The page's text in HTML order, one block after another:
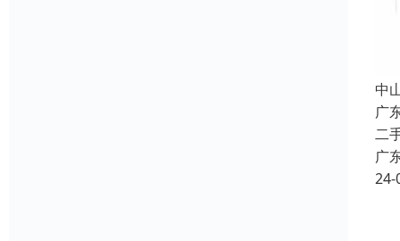
中
广
二
广
24-